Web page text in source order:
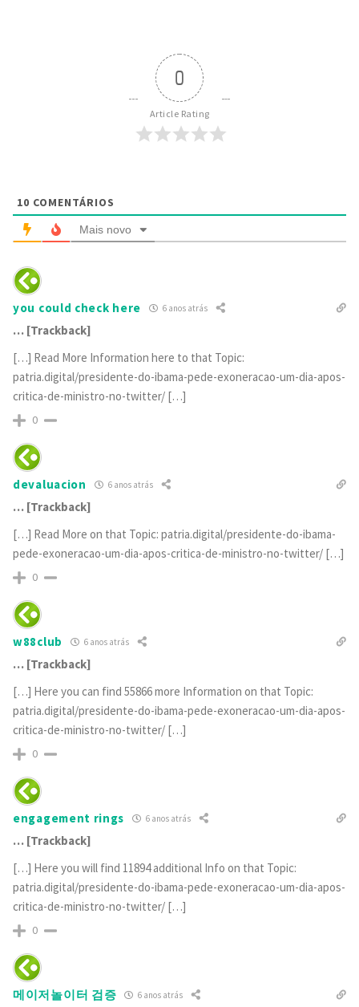
0
Article Rating
10 COMENTÁRIOS
Mais novo
you could check here 6 anos atrás
… [Trackback]
[…] Read More Information here to that Topic:
patria.digital/presidente-do-ibama-pede-exoneracao-um-dia-apos-
critica-de-ministro-no-twitter/ […]
0
devaluacion 6 anos atrás
… [Trackback]
[…] Read More on that Topic: patria.digital/presidente-do-ibama-
pede-exoneracao-um-dia-apos-critica-de-ministro-no-twitter/ […]
0
w88club 6 anos atrás
… [Trackback]
[…] Here you can find 55866 more Information on that Topic:
patria.digital/presidente-do-ibama-pede-exoneracao-um-dia-apos-
critica-de-ministro-no-twitter/ […]
0
engagement rings 6 anos atrás
… [Trackback]
[…] Here you will find 11894 additional Info on that Topic:
patria.digital/presidente-do-ibama-pede-exoneracao-um-dia-apos-
critica-de-ministro-no-twitter/ […]
0
메이저놀이터 검증 6 anos atrás